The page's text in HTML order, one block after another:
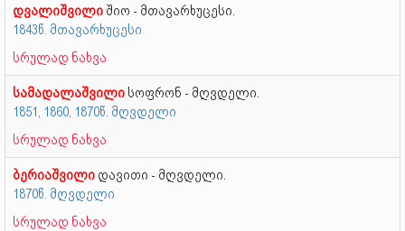
დვალიშვილი შიო - მთავარხუცესი.
1843წ. მთავარხუცესი
სრულად ნახვა
სამადალაშვილი სოფრონ - მღვდელი.
1851, 1860, 1870წ. მღვდელი
სრულად ნახვა
ბერიაშვილი დავითი - მღვდელი.
1870წ. მღვდელი
სრულად ნახვა